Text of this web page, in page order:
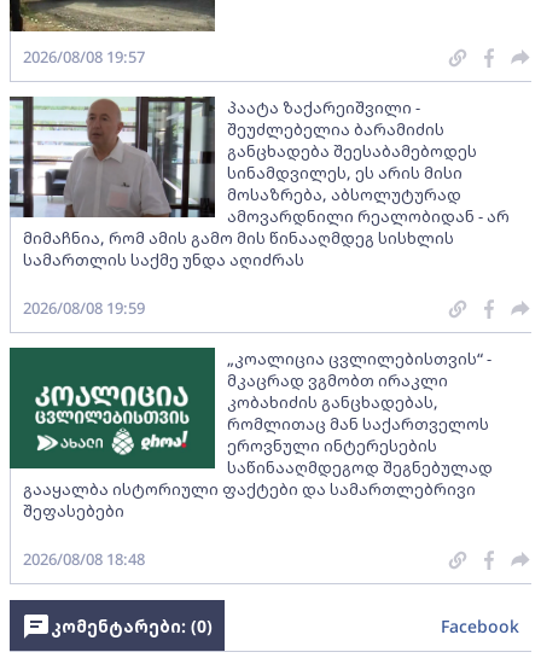
2026/08/08 19:57
პაატა ზაქარეიშვილი -
შეუძლებელია ბარამიძის
განცხადება შეესაბამებოდეს
სინამდვილეს, ეს არის მისი
მოსაზრება, აბსოლუტურად
ამოვარდნილი რეალობიდან - არ
მიმაჩნია, რომ ამის გამო მის წინააღმდეგ სისხლის
სამართლის საქმე უნდა აღიძრას
2026/08/08 19:59
„კოალიცია ცვლილებისთვის“ -
მკაცრად ვგმობთ ირაკლი
კობახიძის განცხადებას,
რომლითაც მან საქართველოს
ეროვნული ინტერესების
საწინააღმდეგოდ შეგნებულად
გააყალბა ისტორიული ფაქტები და სამართლებრივი
შეფასებები
2026/08/08 18:48
კომენტარები: (0) Facebook